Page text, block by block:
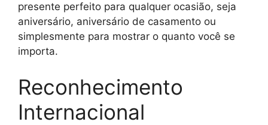
presente perfeito para qualquer ocasião, seja
aniversário, aniversário de casamento ou
simplesmente para mostrar o quanto você se
importa.
Reconhecimento
Internacional